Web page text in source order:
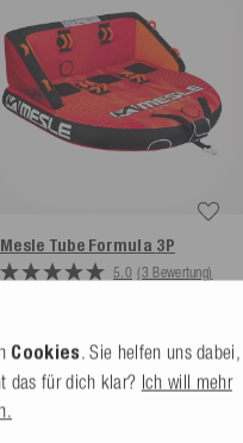
Mesle Tube Formula 3P
5.0 (3 Bewertung)
Cookies. Sie helfen uns dabei,
das für dich klar? Ich will mehr